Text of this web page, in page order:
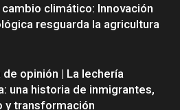
climático: Innovación
resguarda la agricultura
de opinión | La lechería
una historia de inmigrantes,
y transformación